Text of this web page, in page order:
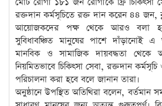
রক্তদান কর্মসূচিতে রক্ত দান করেন ৪৪ জন,
আয়োজকদের পক্ষ থেকে আরও বলা
সুবিধাবঞ্চিত মানুষের পাশে দাঁড়ানোই
মানবিক ও সামাজিক দায়বদ্ধতা থেকে
নিয়মিতভাবে চিকিৎসা সেবা, রক্তদান
পরিচালনা করা হবে বলে জানান তারা।
অনুষ্ঠানে উপস্থিত অতিথিরা বলেন, বর্তমান